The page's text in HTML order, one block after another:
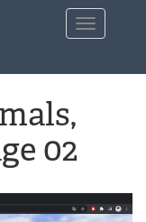
Toggle
navigation
02